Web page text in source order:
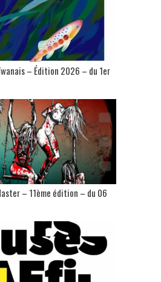
– Édition 2026 – du 1er
– 11ème édition – du 06